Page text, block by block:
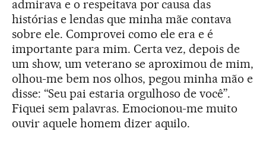
admirava e o respeitava por causa das
histórias e lendas que minha mãe contava
sobre ele. Comprovei como ele era e é
importante para mim. Certa vez, depois de
um show, um veterano se aproximou de mim,
olhou-me bem nos olhos, pegou minha mão e
disse: “Seu pai estaria orgulhoso de você”.
Fiquei sem palavras. Emocionou-me muito
ouvir aquele homem dizer aquilo.